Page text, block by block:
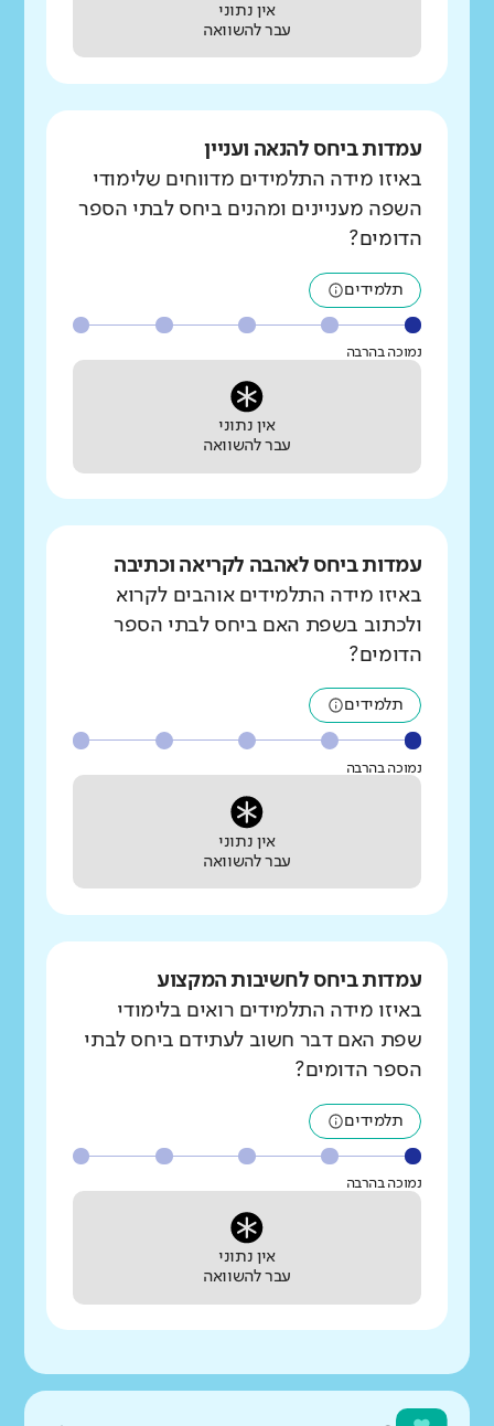
אין נתוני
עבר להשוואה
עמדות ביחס להנאה ועניין
באיזו מידה התלמידים מדווחים שלימודי
השפה מעניינים ומהנים ביחס לבתי הספר
הדומים?
תלמידים
נמוכה בהרבה
אין נתוני
עבר להשוואה
עמדות ביחס לאהבה לקריאה וכתיבה
באיזו מידה התלמידים אוהבים לקרוא
ולכתוב בשפת האם ביחס לבתי הספר
הדומים?
תלמידים
נמוכה בהרבה
אין נתוני
עבר להשוואה
עמדות ביחס לחשיבות המקצוע
באיזו מידה התלמידים רואים בלימודי
שפת האם דבר חשוב לעתידם ביחס לבתי
הספר הדומים?
תלמידים
נמוכה בהרבה
אין נתוני
עבר להשוואה